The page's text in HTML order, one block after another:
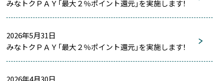
みなトクＰＡＹ「最大２％ポイント還元」を実施します！
2026年5月31日
みなトクＰＡＹ「最大２％ポイント還元」を実施します！